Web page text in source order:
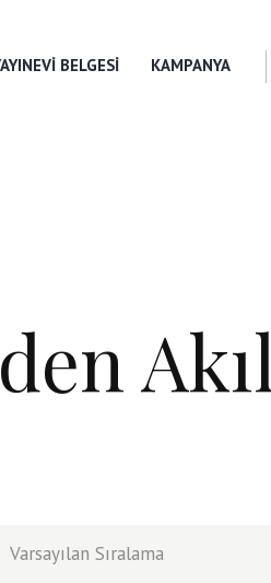
BELGESI KAMPANYA
Akıl